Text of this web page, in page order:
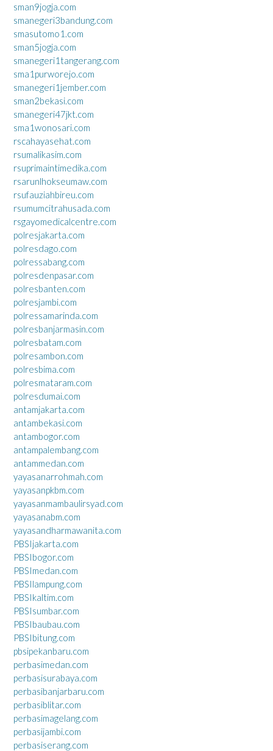
sman9jogja.com
smanegeri3bandung.com
smasutomo1.com
sman5jogja.com
smanegeri1tangerang.com
sma1purworejo.com
smanegeri1jember.com
sman2bekasi.com
smanegeri47jkt.com
sma1wonosari.com
rscahayasehat.com
rsumalikasim.com
rsuprimaintimedika.com
rsarunlhokseumaw.com
rsufauziahbireu.com
rsumumcitrahusada.com
rsgayomedicalcentre.com
polresjakarta.com
polresdago.com
polressabang.com
polresdenpasar.com
polresbanten.com
polresjambi.com
polressamarinda.com
polresbanjarmasin.com
polresbatam.com
polresambon.com
polresbima.com
polresmataram.com
polresdumai.com
antamjakarta.com
antambekasi.com
antambogor.com
antampalembang.com
antammedan.com
yayasanarrohmah.com
yayasanpkbm.com
yayasanmambaulirsyad.com
yayasanabm.com
yayasandharmawanita.com
PBSIjakarta.com
PBSIbogor.com
PBSImedan.com
PBSIlampung.com
PBSIkaltim.com
PBSIsumbar.com
PBSIbaubau.com
PBSIbitung.com
pbsipekanbaru.com
perbasimedan.com
perbasisurabaya.com
perbasibanjarbaru.com
perbasiblitar.com
perbasimagelang.com
perbasijambi.com
perbasiserang.com